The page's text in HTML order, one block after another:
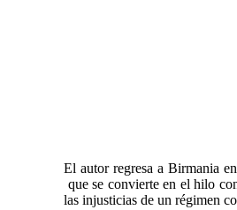
El autor regresa a Birmania
que se convierte en el hilo
las injusticias de un régimen